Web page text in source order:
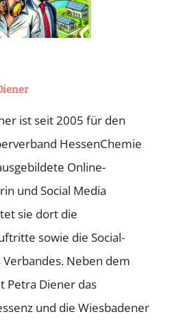
ist seit 2005 für den
HessenChemie
Online-
und Social Media
sie dort die
sowie die Social-
Neben dem
Petra Diener das
und die Wiesbadener